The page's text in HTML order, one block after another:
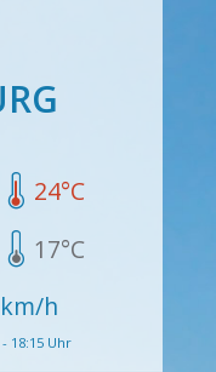
24°C
17°C
km/h
18:15 Uhr